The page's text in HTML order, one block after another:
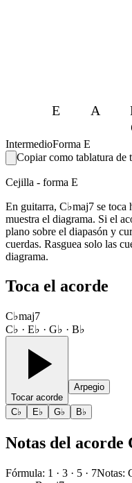
E A
IntermedioForma E
Copiar como tablatura de
Cejilla - forma E
En guitarra, C♭maj7 se toca
muestra el diagrama. Si el
plano sobre el diapasón y
cuerdas. Rasguea solo las
diagrama.
Toca el acorde
C♭maj7
C♭ · E♭ · G♭ · B♭
Tocar acorde
Arpegio
C♭ E♭ G♭ B♭
Notas del acorde
Fórmula: 1 · 3 · 5 · 7Notas: